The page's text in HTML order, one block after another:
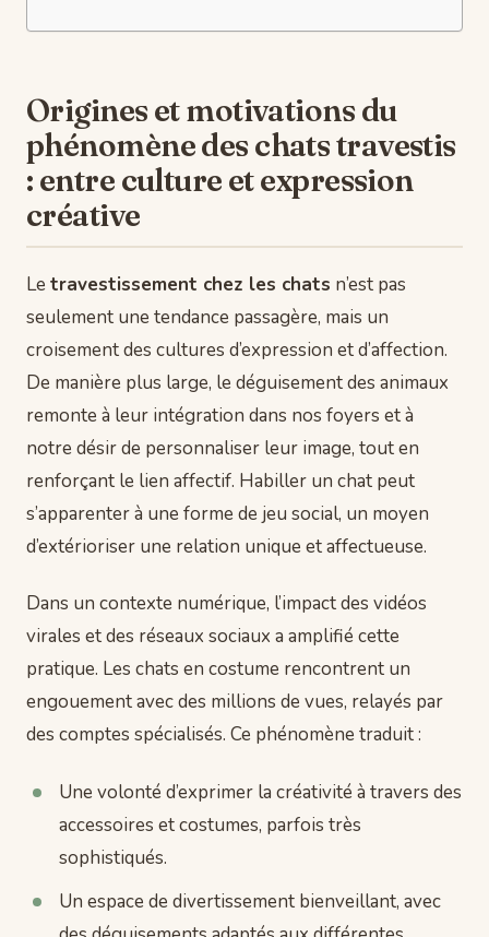
Origines et motivations du
phénomène des chats travestis
: entre culture et expression
créative
Le travestissement chez les chats n’est pas
seulement une tendance passagère, mais un
croisement des cultures d’expression et d’affection.
De manière plus large, le déguisement des animaux
remonte à leur intégration dans nos foyers et à
notre désir de personnaliser leur image, tout en
renforçant le lien affectif. Habiller un chat peut
s’apparenter à une forme de jeu social, un moyen
d’extérioriser une relation unique et affectueuse.
Dans un contexte numérique, l’impact des vidéos
virales et des réseaux sociaux a amplifié cette
pratique. Les chats en costume rencontrent un
engouement avec des millions de vues, relayés par
des comptes spécialisés. Ce phénomène traduit :
Une volonté d’exprimer la créativité à travers des
accessoires et costumes, parfois très
sophistiqués.
Un espace de divertissement bienveillant, avec